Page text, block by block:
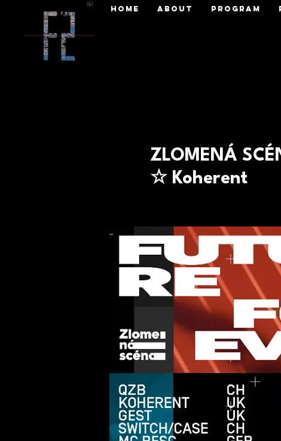
HOME ABOUT PROGRAM
ZLOMENÁ
☆ Koherent